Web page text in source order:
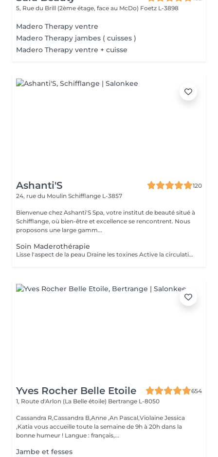
5, Rue du Brill (2ème étage, face au McDo) Foetz L-3898
Madero Therapy ventre
Madero Therapy jambes ( cuisses )
Madero Therapy ventre + cuisse
Ashanti'S
120
24, rue du Moulin Schifflange L-3857
Bienvenue chez Ashanti'S Spa, votre institut de beauté situé à
Schifflange, où bien-être et excellence se rencontrent. Nous
proposons une large gamm...
Soin Maderothérapie
Lisse l'aspect de la peau Draine les toxines Active la circulation lymphatique Tonifie et redessine les contours du corps
Yves Rocher Belle Etoile
654
1, Route d'Arlon (La Belle étoile) Bertrange L-8050
Cassandra R,Cassandra B,Anne ,An Pascal,Violaine Jessica
,Katia vous accueille toute la semaine de 9h à 20h dans la
bonne humeur ! Langue : français,...
Jambe et fesses